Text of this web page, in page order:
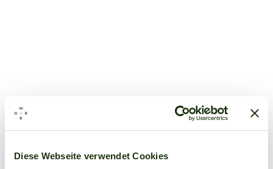
Diese Webseite verwendet Cookies